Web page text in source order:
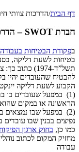
דף הבית/הדרכות צוותי
חברת SWOT – הדרכות צוותי חירום
בפקודת הבטיחות בעבודה
תשל”ד-1974)
להבטיח שהעובדים יהיו
הקבוע לשעת דליקה
(1) במפעל שעובדים בו
הראשונה או במקום
(2) במפעל שבו נמצאים
נפיצים בבנין שבו עובדים
כמו כן, בחוק ארגון
מחזיק המקום לכתוב
עבודה